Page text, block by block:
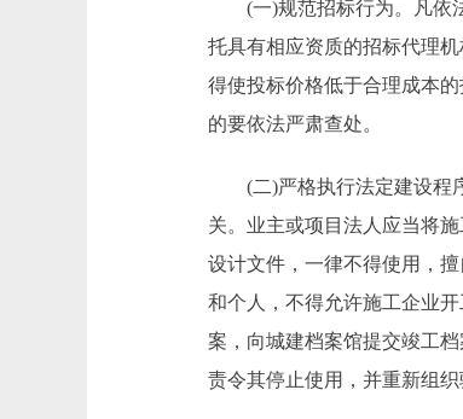
(一)规范招标行为。凡依法
托具有相应资质的招标代理
得使投标价格低于合理成本
的要依法严肃查处。
(二)严格执行法定建设程序
关。业主或项目法人应当将
设计文件，一律不得使用，
和个人，不得允许施工企业
案，向城建档案馆提交竣工
责令其停止使用，并重新组